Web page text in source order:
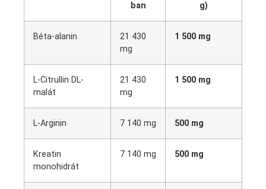
ban
g)
Béta-alanin
21 430
mg
1 500 mg
L-Citrullin DL-
malát
21 430
mg
1 500 mg
L-Arginin 7 140 mg 500 mg
Kreatin
monohidrát
7 140 mg 500 mg